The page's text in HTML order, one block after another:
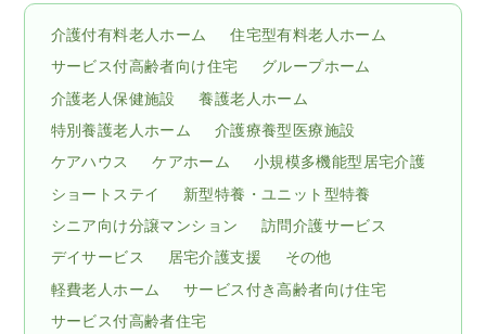
介護付有料老人ホーム
住宅型有料老人ホーム
サービス付高齢者向け住宅
グループホーム
介護老人保健施設
養護老人ホーム
特別養護老人ホーム
介護療養型医療施設
ケアハウス
ケアホーム
小規模多機能型居宅介護
ショートステイ
新型特養・ユニット型特養
シニア向け分譲マンション
訪問介護サービス
デイサービス
居宅介護支援
その他
軽費老人ホーム
サービス付き高齢者向け住宅
サービス付高齢者住宅